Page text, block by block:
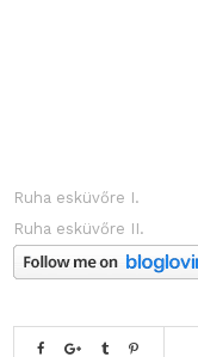
Ruha esküvőre I.
Ruha esküvőre II.